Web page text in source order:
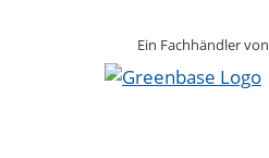
Ein Fachhändler von